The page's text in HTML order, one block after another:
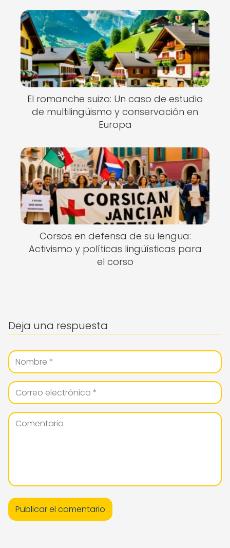
El romanche suizo: Un caso de estudio
de multilingüismo y conservación en
Europa
Corsos en defensa de su lengua:
Activismo y políticas lingüísticas para
el corso
Deja una respuesta